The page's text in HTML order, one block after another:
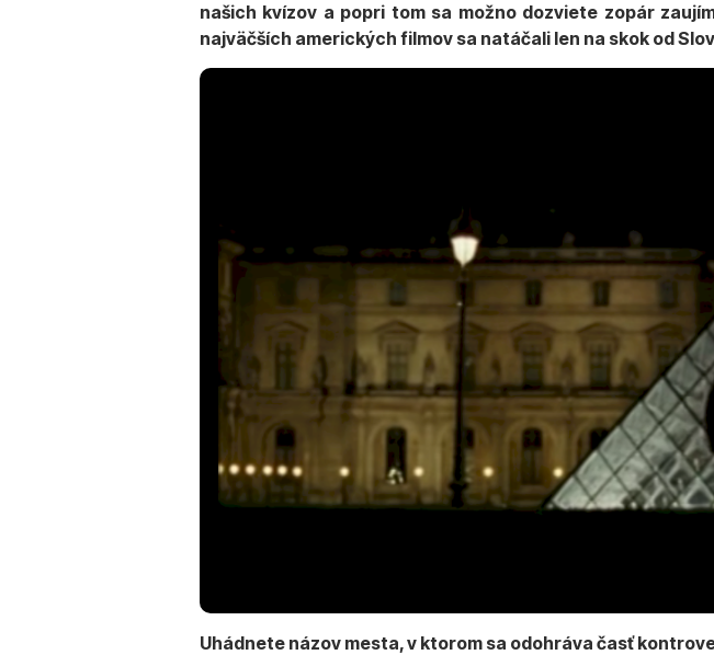
našich kvízov a popri tom sa možno dozviete zopár
najväčších amerických filmov sa natáčali len na skok od
Uhádnete názov mesta, v ktorom sa odohráva časť